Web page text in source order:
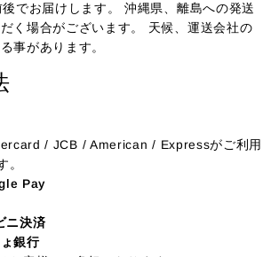
でお届けします。 沖縄県、離島への発送
く場合がございます。 天候、運送会社の
事があります。
/ JCB / American / Expressがご利用
。
Pay
ニ決済
銀行